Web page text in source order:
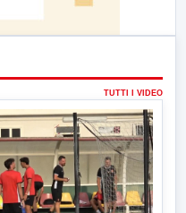
TUTTI I VIDEO